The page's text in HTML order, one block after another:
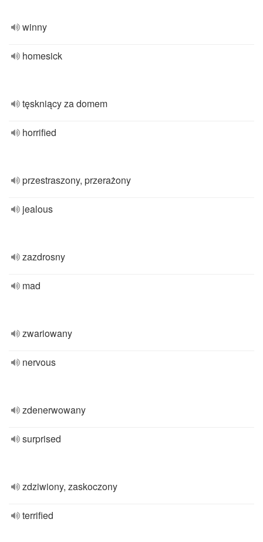
winny
homesick
tęskniący za domem
horrified
przestraszony, przerażony
jealous
zazdrosny
mad
zwariowany
nervous
zdenerwowany
surprised
zdziwiony, zaskoczony
terrified